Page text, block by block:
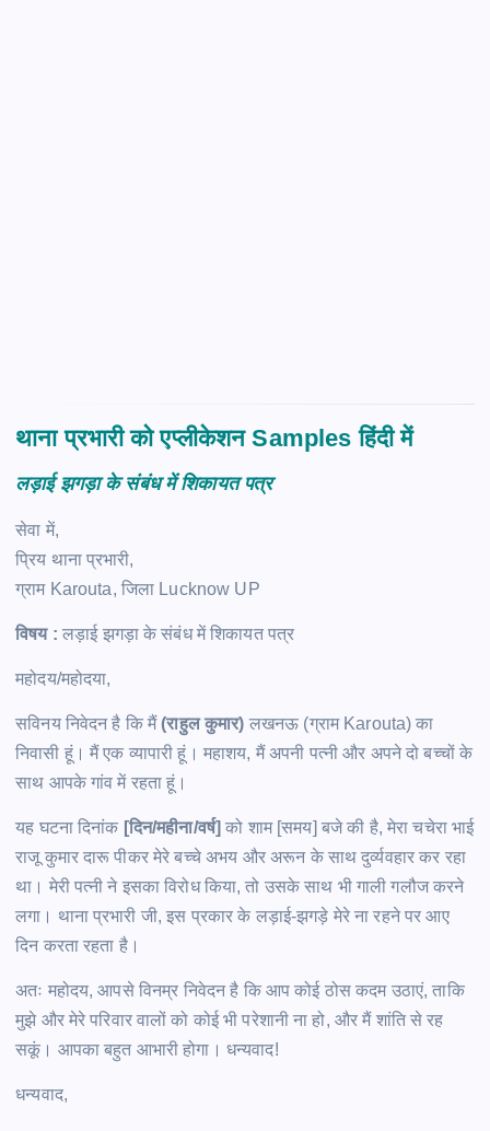
थाना प्रभारी को एप्लीकेशन Samples हिंदी में
लड़ाई झगड़ा के संबंध में शिकायत पत्र
सेवा में,
प्रिय थाना प्रभारी,
ग्राम Karouta, जिला Lucknow UP
विषय : लड़ाई झगड़ा के संबंध में शिकायत पत्र
महोदय/महोदया,
सविनय निवेदन है कि मैं(राहुल कुमार) लखनऊ (ग्राम Karouta) का
निवासी हूं। मैं एक व्यापारी हूं। महाशय, मैं अपनी पत्नी और अपने दो बच्चों के
साथ आपके गांव में रहता हूं।
यह घटना दिनांक [दिन/महीना/वर्ष] को शाम [समय] बजे की है, मेरा चचेरा भाई
राजू कुमार दारू पीकर मेरे बच्चे अभय और अरून के साथ दुर्व्यवहार कर रहा
था। मेरी पत्नी ने इसका विरोध किया, तो उसके साथ भी गाली गलौज करने
लगा। थाना प्रभारी जी, इस प्रकार के लड़ाई-झगड़े मेरे ना रहने पर आए
दिन करता रहता है।
अतः महोदय, आपसे विनम्र निवेदन है कि आप कोई ठोस कदम उठाएं, ताकि
मुझे और मेरे परिवार वालों को कोई भी परेशानी ना हो, और मैं शांति से रह
सकूं। आपका बहुत आभारी होगा। धन्यवाद!
धन्यवाद,